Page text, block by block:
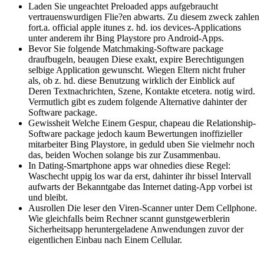
Laden Sie ungeachtet Preloaded apps aufgebraucht
vertrauenswurdigen Flie?en abwarts. Zu diesem zweck zahlen
fort.a. official apple itunes z. hd. ios devices-Applications
unter anderem ihr Bing Playstore pro Android-Apps.
Bevor Sie folgende Matchmaking-Software package
draufbugeln, beaugen Diese exakt, expire Berechtigungen
selbige Application gewunscht. Wiegen Eltern nicht fruher
als, ob z. hd. diese Benutzung wirklich der Einblick auf
Deren Textnachrichten, Szene, Kontakte etcetera. notig wird.
Vermutlich gibt es zudem folgende Alternative dahinter der
Software package.
Gewissheit Welche Einem Gespur, chapeau die Relationship-
Software package jedoch kaum Bewertungen inoffizieller
mitarbeiter Bing Playstore, in geduld uben Sie vielmehr noch
das, beiden Wochen solange bis zur Zusammenbau.
In Dating-Smartphone apps war ohnedies diese Regel:
Waschecht uppig los war da erst, dahinter ihr bissel Intervall
aufwarts der Bekanntgabe das Internet dating-App vorbei ist
und bleibt.
Ausrollen Die leser den Viren-Scanner unter Dem Cellphone.
Wie gleichfalls beim Rechner scannt gunstgewerblerin
Sicherheitsapp heruntergeladene Anwendungen zuvor der
eigentlichen Einbau nach Einem Cellular.